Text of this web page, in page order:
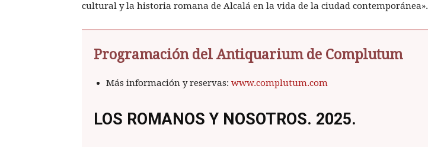
cultural y la historia romana de Alcalá en la vida de la ciudad contemporánea».
Programación del Antiquarium de Complutum
Más información y reservas: www.complutum.com
LOS ROMANOS Y NOSOTROS. 2025.